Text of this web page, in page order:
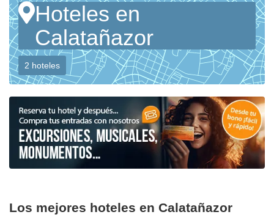
Hoteles en
Calatañazor
2 hoteles
Los mejores hoteles en Calatañazor